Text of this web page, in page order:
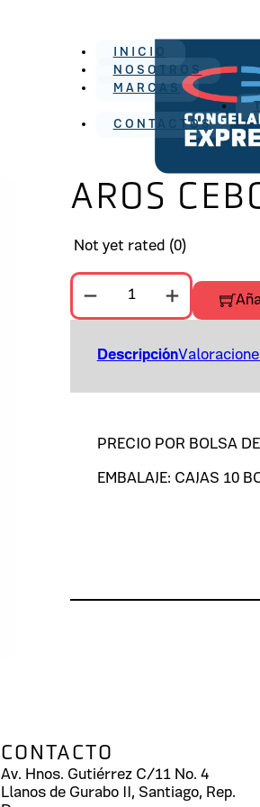
INICIO
NOSOTROS
MARCAS
CONTACTOS
AROS
Not yet rated (0)
AROS CEBOLLA
Descripción
PRECIO POR BOLSA
EMBALAJE: CAJAS 10
CONTACTO
Av. Hnos. Gutiérrez C/11 No. 4
Llanos de Gurabo II, Santiago, Rep.